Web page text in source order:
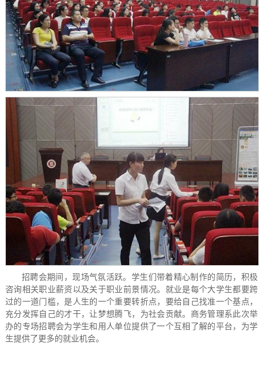
招聘会期间，现场气氛活跃。学生们带着精心制作的简历，积极
咨询相关职业薪资以及关于职业前景情况。就业是每个大学生都要跨
过的一道门槛，是人生的一个重要转折点，要给自己找准一个基点，
充分发挥自己的才干，让梦想腾飞，为社会贡献。商务管理系此次举
办的专场招聘会为学生和用人单位提供了一个互相了解的平台，为学
生提供了更多的就业机会。